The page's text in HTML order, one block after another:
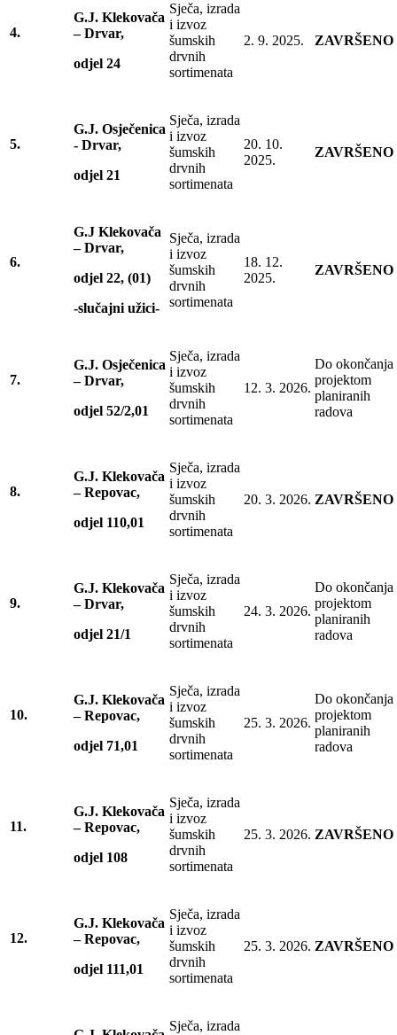
4.
G.J. Klekovača
– Drvar,
odjel 24
Sječa, izrada
i izvoz
šumskih
drvnih
sortimenata
2. 9. 2025. ZAVRŠENO
5.
G.J. Osječenica
- Drvar,
odjel 21
Sječa, izrada
i izvoz
šumskih
drvnih
sortimenata
20. 10.
2025.
ZAVRŠENO
6.
G.J Klekovača
– Drvar,
odjel 22, (01)
-slučajni užici-
Sječa, izrada
i izvoz
šumskih
drvnih
sortimenata
18. 12.
2025.
ZAVRŠENO
7.
G.J. Osječenica
– Drvar,
odjel 52/2,01
Sječa, izrada
i izvoz
šumskih
drvnih
sortimenata
12. 3. 2026.
Do okončanja
projektom
planiranih
radova
8.
G.J. Klekovača
– Repovac,
odjel 110,01
Sječa, izrada
i izvoz
šumskih
drvnih
sortimenata
20. 3. 2026. ZAVRŠENO
9.
G.J. Klekovača
– Drvar,
odjel 21/1
Sječa, izrada
i izvoz
šumskih
drvnih
sortimenata
24. 3. 2026.
Do okončanja
projektom
planiranih
radova
10.
G.J. Klekovača
– Repovac,
odjel 71,01
Sječa, izrada
i izvoz
šumskih
drvnih
sortimenata
25. 3. 2026.
Do okončanja
projektom
planiranih
radova
11.
G.J. Klekovača
– Repovac,
odjel 108
Sječa, izrada
i izvoz
šumskih
drvnih
sortimenata
25. 3. 2026. ZAVRŠENO
12.
G.J. Klekovača
– Repovac,
odjel 111,01
Sječa, izrada
i izvoz
šumskih
drvnih
sortimenata
25. 3. 2026. ZAVRŠENO
Sječa, izrada